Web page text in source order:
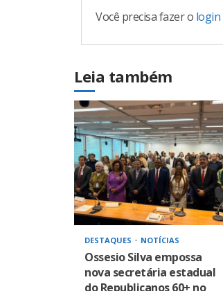
Você precisa fazer o login
Leia também
DESTAQUES NOTÍCIAS
Ossesio Silva empossa
nova secretária estadual
do Republicanos 60+ no